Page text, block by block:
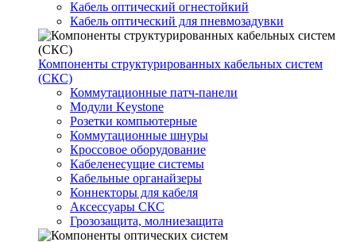
Кабель оптический огнестойкий
Кабель оптический для пневмозадувки
Компоненты структурированных кабельных систем
(СКС)
Коммутационные патч-панели
Модули Keystone
Розетки компьютерные
Коммутационные шнуры
Кроссовое оборудование
Кабеленесущие системы
Кабельные органайзеры
Коннекторы для кабеля
Аксессуары СКС
Грозозащита, молниезащита